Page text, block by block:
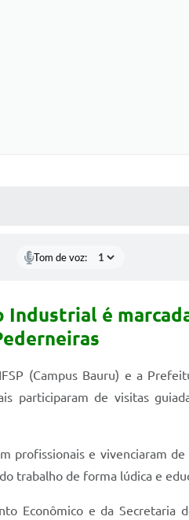
Tom de voz:
Industrial é
(Campus Bauru) e a
participaram de visitas
profissionais e vivenciaram
trabalho de forma lúdica e
Econômico e da Secretaria